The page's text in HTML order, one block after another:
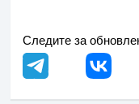
Следите за